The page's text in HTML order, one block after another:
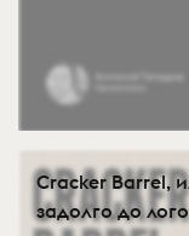
Cracker Barrel,
задолго до